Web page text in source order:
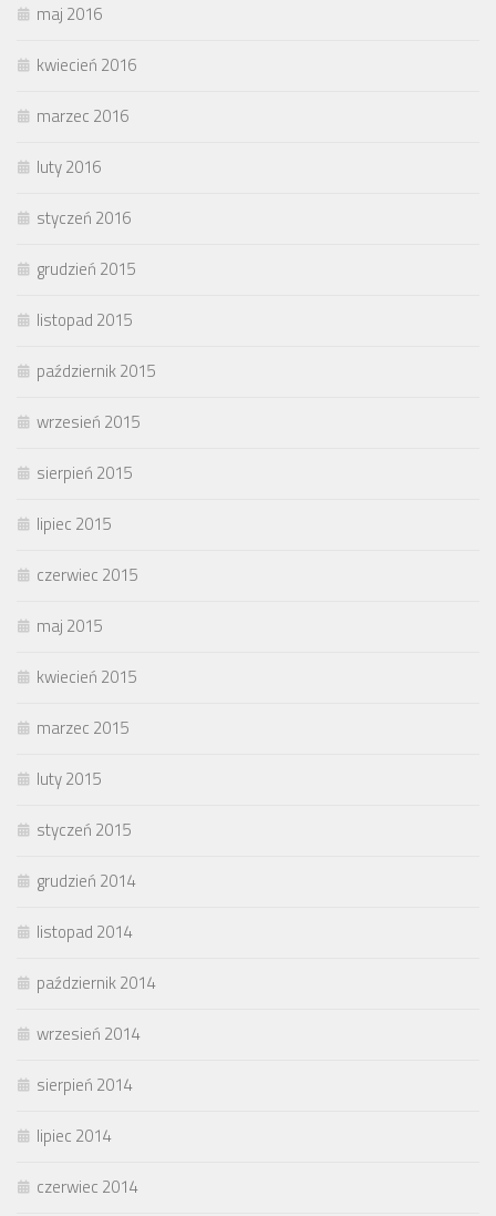
maj 2016
kwiecień 2016
marzec 2016
luty 2016
styczeń 2016
grudzień 2015
listopad 2015
październik 2015
wrzesień 2015
sierpień 2015
lipiec 2015
czerwiec 2015
maj 2015
kwiecień 2015
marzec 2015
luty 2015
styczeń 2015
grudzień 2014
listopad 2014
październik 2014
wrzesień 2014
sierpień 2014
lipiec 2014
czerwiec 2014